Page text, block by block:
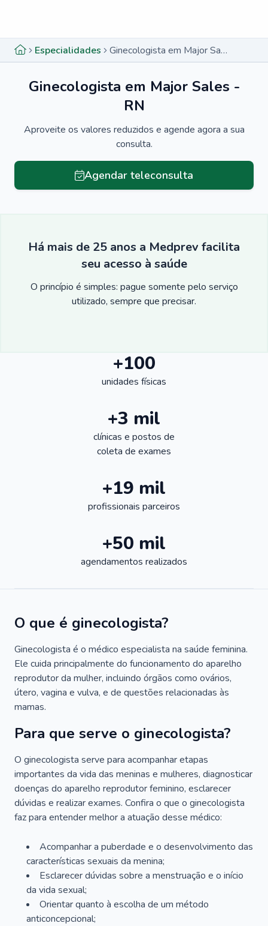
Especialidades Ginecologista em Major Sales - RN
Ginecologista em Major Sales -
RN
Aproveite os valores reduzidos e agende agora a sua
consulta.
Agendar teleconsulta
Há mais de 25 anos a Medprev facilita
seu acesso à saúde
O princípio é simples: pague somente pelo serviço
utilizado, sempre que precisar.
+100
unidades físicas
+3 mil
clínicas e postos de
coleta de exames
+19 mil
profissionais parceiros
+50 mil
agendamentos realizados
O que é ginecologista?
Ginecologista é o médico especialista na saúde feminina.
Ele cuida principalmente do funcionamento do aparelho
reprodutor da mulher, incluindo órgãos como ovários,
útero, vagina e vulva, e de questões relacionadas às
mamas.
Para que serve o ginecologista?
O ginecologista serve para acompanhar etapas
importantes da vida das meninas e mulheres, diagnosticar
doenças do aparelho reprodutor feminino, esclarecer
dúvidas e realizar exames. Confira o que o ginecologista
faz para entender melhor a atuação desse médico:
Acompanhar a puberdade e o desenvolvimento das
características sexuais da menina;
Esclarecer dúvidas sobre a menstruação e o início
da vida sexual;
Orientar quanto à escolha de um método
anticoncepcional;